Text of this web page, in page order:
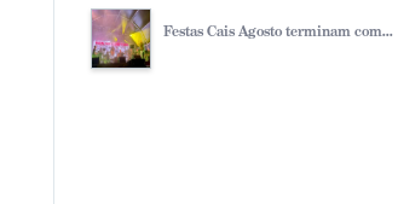
Festas Cais Agosto terminam com...